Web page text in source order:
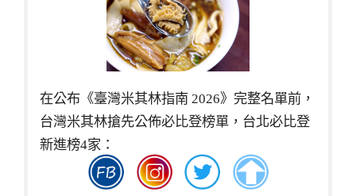
在公布《臺灣米其林指南 2026》完整名單前，
台灣米其林搶先公佈必比登榜單，台北必比登
新進榜4家：